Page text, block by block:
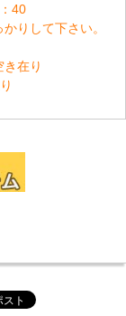
40
りして下さい。
在り